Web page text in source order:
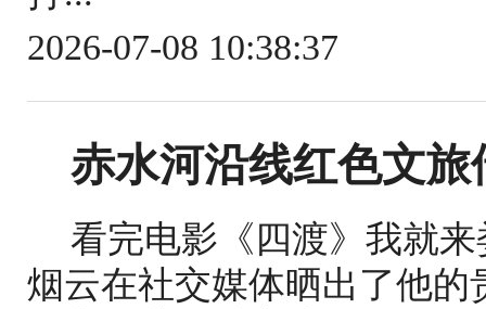
2026-07-08 10:38:37
赤水河沿线红色文旅
看完电影《四渡》我就
烟云在社交媒体晒出了他